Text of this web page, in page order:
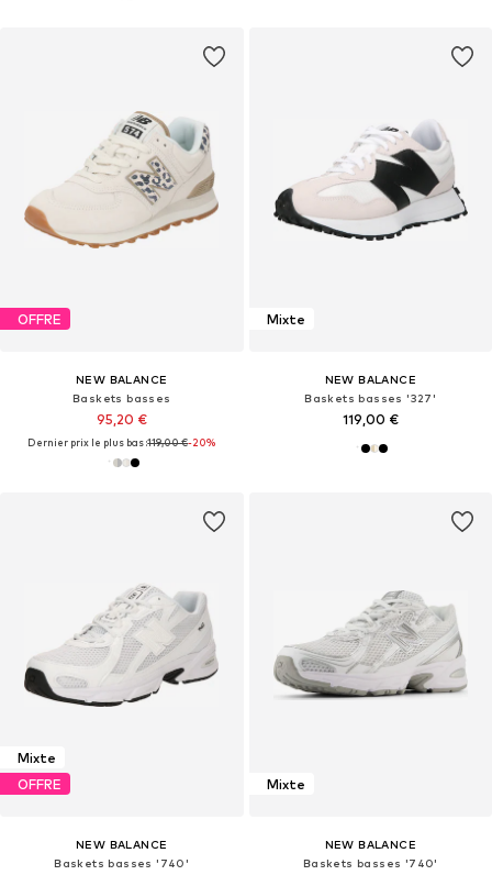
OFFRE
NEW BALANCE
Baskets basses
95,20 €
Dernier prix le plus bas :119,00 €-20%
Mixte
NEW BALANCE
Baskets basses '327'
119,00 €
Mixte
OFFRE
NEW BALANCE
Baskets basses '740'
Mixte
NEW BALANCE
Baskets basses '740'